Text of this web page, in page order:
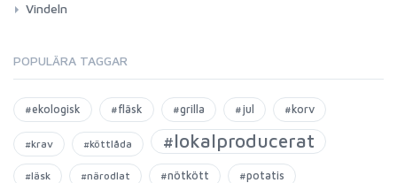
Vindeln
POPULÄRA TAGGAR
#ekologisk #fläsk #grilla #jul #korv
#krav #köttlåda #lokalproducerat
#läsk #närodlat #nötkött #potatis